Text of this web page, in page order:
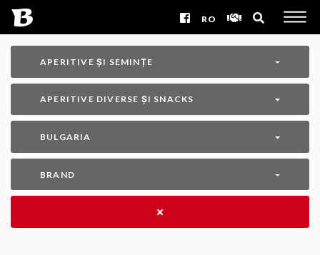
RO
APERITIVE ȘI SEMINȚE
APERITIVE DIVERSE ȘI SNACKS
BULGARIA
BRAND